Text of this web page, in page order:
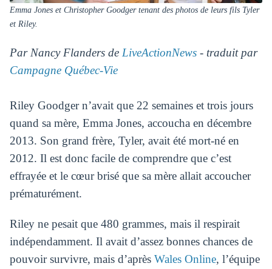
Emma Jones et Christopher Goodger tenant des photos de leurs fils Tyler
et Riley.
Par Nancy Flanders de LiveActionNews- traduit par
Campagne Québec-Vie
Riley Goodger n’avait que 22 semaines et trois jours
quand sa mère, Emma Jones, accoucha en décembre
2013. Son grand frère, Tyler, avait été mort-né en
2012. Il est donc facile de comprendre que c’est
effrayée et le cœur brisé que sa mère allait accoucher
prématurément.
Riley ne pesait que 480 grammes, mais il respirait
indépendamment. Il avait d’assez bonnes chances de
pouvoir survivre, mais d’après Wales Online, l’équipe